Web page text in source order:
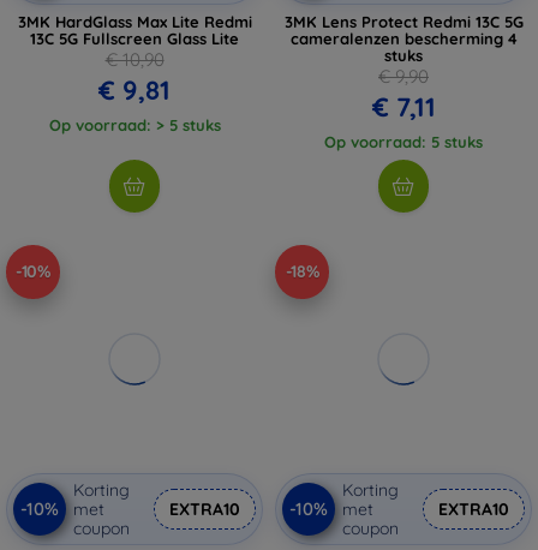
3MK HardGlass Max Lite Redmi
13C 5G Fullscreen Glass Lite
€ 10,90
€ 9,81
Op voorraad: > 5 stuks
3MK Lens Protect Redmi 13C 5G
cameralenzen bescherming 4
stuks
€ 9,90
€ 7,11
Op voorraad: 5 stuks
-10%
-10%
Korting
met
coupon
EXTRA10
-18%
-10%
Korting
met
coupon
EXTRA10